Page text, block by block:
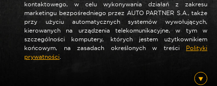
Nazwa *
E-mail*
kontaktowego, w celu wykonywania działań z zakresu
marketingu bezpośredniego przez AUTO PARTNER S.A., także
przy użyciu automatycznych systemów wywołujących,
kierowanych na urządzenia telekomunikacyjne, w tym w
szczególności komputery, których jestem użytkownikiem
końcowym, na zasadach określonych w treści Polityki
prywatności.